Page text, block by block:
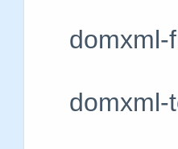
domxml-